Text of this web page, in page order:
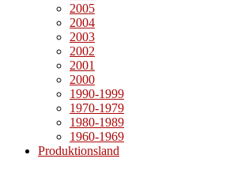
2005
2004
2003
2002
2001
2000
1990-1999
1970-1979
1980-1989
1960-1969
Produktionsland